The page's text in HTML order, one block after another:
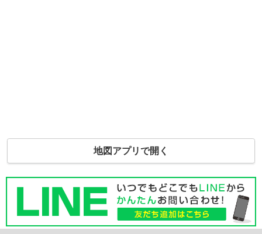
地図アプリで開く